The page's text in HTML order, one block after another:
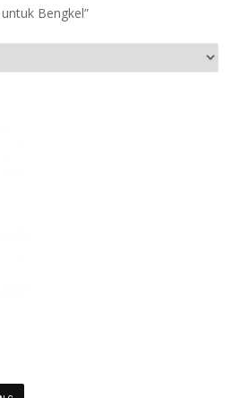
untuk Bengkel”